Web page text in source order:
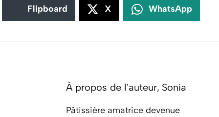
Flipboard X WhatsApp
À propos de l'auteur, Sonia
Pâtissière amatrice devenue